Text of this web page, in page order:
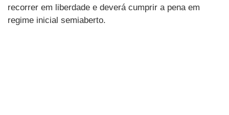
recorrer em liberdade e deverá cumprir a pena em
regime inicial semiaberto.